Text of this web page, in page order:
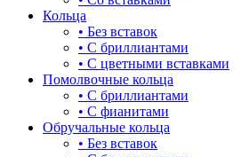
животный мир
жучки и букашки
звезды
Кольца
• Без вставок
• С бриллиантами
• С цветными вставками
Помолвочные кольца
• С бриллиантами
• С фианитами
Обручальные кольца
• Без вставок